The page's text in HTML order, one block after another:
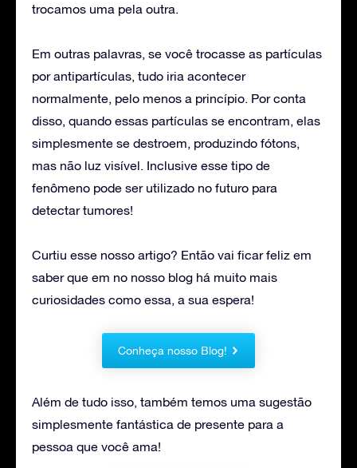
trocamos uma pela outra.
Em outras palavras, se você trocasse as partículas
por antipartículas, tudo iria acontecer
normalmente, pelo menos a princípio. Por conta
disso, quando essas partículas se encontram, elas
simplesmente se destroem, produzindo fótons,
mas não luz visível. Inclusive esse tipo de
fenômeno pode ser utilizado no futuro para
detectar tumores!
Curtiu esse nosso artigo? Então vai ficar feliz em
saber que em no nosso blog há muito mais
curiosidades como essa, a sua espera!
Conheça nosso Blog!
Além de tudo isso, também temos uma sugestão
simplesmente fantástica de presente para a
pessoa que você ama!